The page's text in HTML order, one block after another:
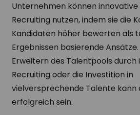
Unternehmen können
Recruiting nutzen, indem sie die
Kandidaten höher bewerten als
Ergebnissen basierende
Erweitern des Talentpools
Recruiting oder die Investition in
vielversprechende Talente kann
erfolgreich sein.